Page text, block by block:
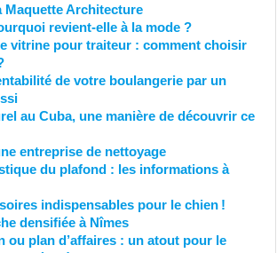
Maquette Architecture
revient-elle à la mode ?
vitrine pour traiteur : comment choisir
de votre boulangerie par un
au Cuba, une manière de découvrir ce
entreprise de nettoyage
du plafond : les informations à
indispensables pour le chien !
densifiée à Nîmes
ou plan d’affaires : un atout pour le